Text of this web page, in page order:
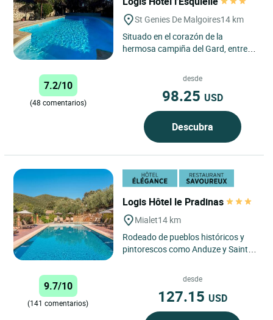
St Genies De Malgoires14 km
Situado en el corazón de la
hermosa campiña del Gard, entre
L'Esquielle en Saint-Geniès-de-
7.2/10
(48 comentarios)
desde
98.25 USD
Descubra
Logis Hôtel le Pradinas
Mialet14 km
Rodeado de pueblos históricos y
pintorescos como Anduze y Saint
familiar le da la bienvenida...
9.7/10
(141 comentarios)
desde
127.15 USD